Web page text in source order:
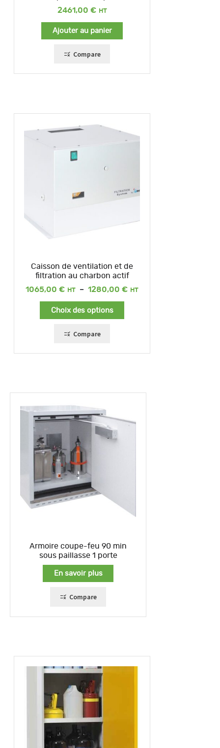
2461,00 €
Ajouter au panier
Compare
Caisson de ventilation et de
filtration au charbon actif
1065,00 € – 1280,00 €
Plage
Choix des options
Compare
Armoire coupe-feu 90 min
sous paillasse 1 porte
En savoir plus
Compare